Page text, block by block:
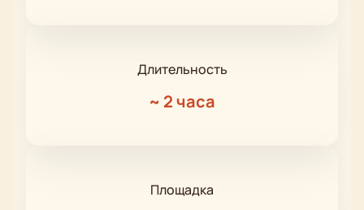
Длительность
~ 2 часа
Площадка